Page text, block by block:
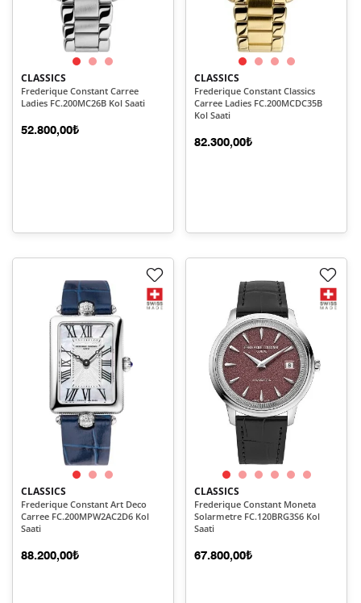
CLASSICS
Frederique Constant Carree
Ladies FC.200MC26B Kol Saati
52.800,00₺
CLASSICS
Frederique Constant Classics
Carree Ladies FC.200MCDC35B
Kol Saati
82.300,00₺
CLASSICS
Frederique Constant Art Deco
Carree FC.200MPW2AC2D6 Kol
Saati
88.200,00₺
CLASSICS
Frederique Constant Moneta
Solarmetre FC.120BRG3S6 Kol
Saati
67.800,00₺